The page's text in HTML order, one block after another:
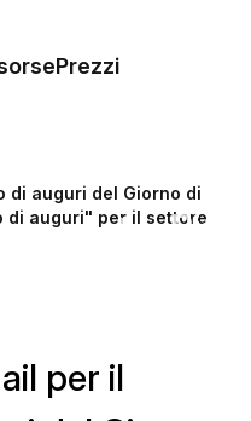
Prezzi
di auguri del Giorno di
di auguri" per il settore
per il